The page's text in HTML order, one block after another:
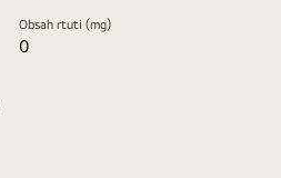
Obsah rtuti (mg)
0